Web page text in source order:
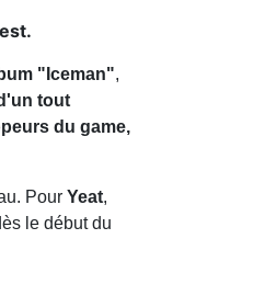
"Iceman",
tout
du game,
Pour Yeat,
le début du